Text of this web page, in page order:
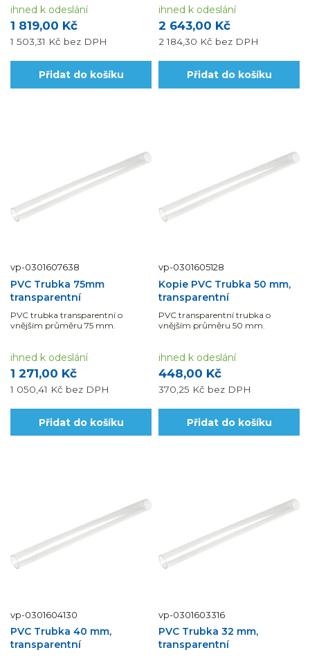
1 819,00 Kč
1 503,31 Kč bez DPH
ihned k odeslání
Přidat do košíku
2 643,00 Kč
2 184,30 Kč bez DPH
ihned k odeslání
Přidat do košíku
vp-0301607638
PVC Trubka 75mm
transparentní
PVC trubka transparentní o
vnějším průměru 75 mm.
1 271,00 Kč
1 050,41 Kč bez DPH
ihned k odeslání
Přidat do košíku
vp-0301605128
Kopie PVC Trubka 50 mm,
transparentní
PVC transparentní trubka o
vnějším průměru 50 mm.
448,00 Kč
370,25 Kč bez DPH
ihned k odeslání
Přidat do košíku
vp-0301604130
PVC Trubka 40 mm,
transparentní
vp-0301603316
PVC Trubka 32 mm,
transparentní